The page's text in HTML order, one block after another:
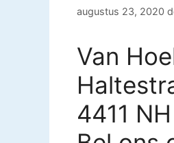
augustus 23, 2020
Van
4411